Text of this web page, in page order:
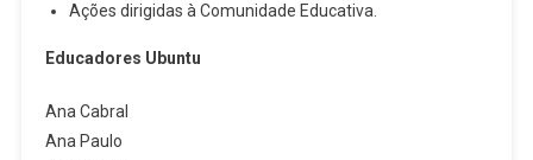
Ações dirigidas à Comunidade Educativa.
Educadores Ubuntu
Ana Cabral
Ana Paulo